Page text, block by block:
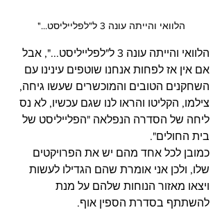
הלוואי והייתה עונה 3 ל"לפלייליסט..."
הלוואי והייתה עונה 3 ל"לפלייליסט...", אבל
אם אין אז לפחות אנחנו שוטפים עינינו עם
השחקנים הטובים והמוכשרים שעשו גיחה,
צילמו, הקליטו והראו לנו שגם עכשיו, לא נס
ליחה של הסדרה הנפלאה "הפלייליסט של
בית החולים".
כמובן לכל אחד מהם יש את הפרויקטים
שלו, ולכן אני אומרת שהם הגדילו לעשות
ויצאו מאזור הנוחות שלהם על מנת
להשתתף בסדרת הספין אוף.